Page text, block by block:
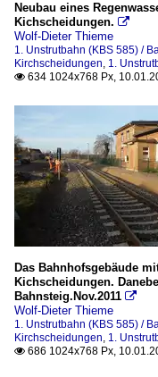
Neubau eines
Kichscheidungen. 
Wolf-Dieter Thieme
1. Unstrutbahn (KBS 585) /
Kirchscheidungen, 1.
 634 1024x768 Px,
Das Bahnhofsgebäude
Kichscheidungen.
Bahnsteig.Nov.2011 
Wolf-Dieter Thieme
1. Unstrutbahn (KBS 585) /
Kirchscheidungen, 1.
 686 1024x768 Px,